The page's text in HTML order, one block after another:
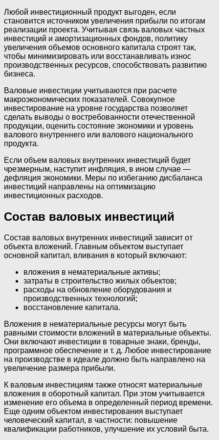
Любой инвестиционный продукт выгоден, если
становится источником увеличения прибыли по итогам
реализации проекта. Учитывая связь валовых частных
инвестиций и амортизационных фондов, политику
увеличения объемов основного капитала строят так,
чтобы минимизировать или восстанавливать износ
производственных ресурсов, способствовать развитию
бизнеса.
Валовые инвестиции учитываются при расчете
макроэкономических показателей. Совокупное
инвестирование на уровне государства позволяет
сделать выводы о востребованности отечественной
продукции, оценить состояние экономики и уровень
валового внутреннего или валового национального
продукта.
Если объем валовых внутренних инвестиций будет
чрезмерным, наступит инфляция, в ином случае —
дефляция экономики. Меры по избеганию дисбаланса
инвестиций направлены на оптимизацию
инвестиционных расходов.
Состав валовых инвестиций
Состав валовых внутренних инвестиций зависит от
объекта вложений. Главным объектом выступает
основной капитал, вливания в который включают:
вложения в нематериальные активы;
затраты в строительство жилых объектов;
расходы на обновление оборудования и
производственных технологий;
восстановление капитала.
Вложения в нематериальные ресурсы могут быть
равными стоимости вложений в материальные объекты.
Они включают инвестиции в товарные знаки, бренды,
программное обеспечение и т. д. Любое инвестирование
на производстве в идеале должно быть направлено на
увеличение размера прибыли.
К валовым инвестициям также относят материальные
вложения в оборотный капитал. При этом учитывается
изменение его объема в определенный период времени.
Еще одним объектом инвестирования выступает
человеческий капитал, в частности: повышение
квалификации работников, улучшение их условий быта.